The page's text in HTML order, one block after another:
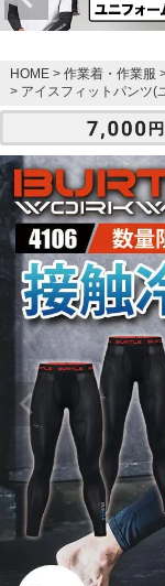
HOME 作業着・作業服
アイスフィットパンツ(